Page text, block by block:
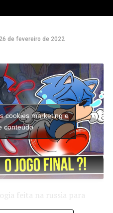
26 de fevereiro de 2022
cookies marketing e
conteúdo
feita na russia para